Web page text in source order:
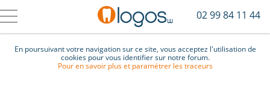
En poursuivant votre navigation sur ce site, vous acceptez l'utilisation de
cookies pour vous identifier sur notre forum.
Pour en savoir plus et paramétrer les traceurs
02 99 84 11 44